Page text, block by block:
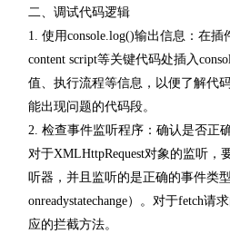
二、调试代码逻辑
1. 使用console.log()输出信息：在插
content script等关键代码处插入
值、执行流程等信息，以便了解代
能出现问题的代码段。
2. 检查事件监听程序：确认是否正
对于XMLHttpRequest对象的监听，
听器，并且监听的是正确的事件类
onreadystatechange）。对于fetch请
应的拦截方法。